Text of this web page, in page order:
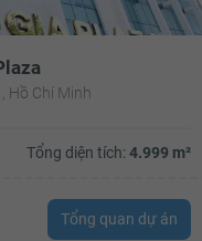
Hồ Chí Minh
Tổng diện tích: 4.999 m²
Tổng quan dự án